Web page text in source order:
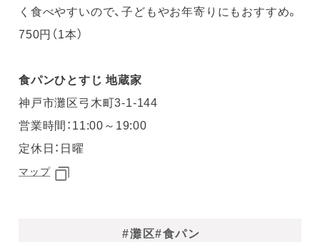
く食べやすいので、子どもやお年寄りにもおすすめ。
750円（1本）
食パンひとすじ 地蔵家
神戸市灘区弓木町3-1-144
営業時間：11:00～19:00
定休日：日曜
マップ
#灘区#食パン